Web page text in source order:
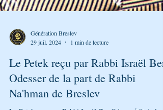
Génération Breslev
29 juil. 2024
1 min de lecture